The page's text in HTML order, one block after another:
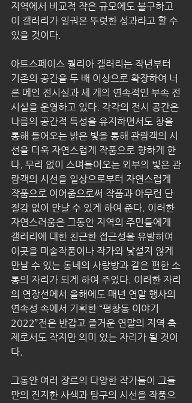
지역에서 비교적 작은 규모에도 불구하고
이 갤러리가 일궈온 뚜렷한 성과라고 할 수
있을 것이다.
아트스페이스 퀄리아 갤러리는 작년부터
기존의 공간을 두 배 이상으로 확장하여 너
른 메인 전시실과 세 개의 연속적인 부속 전
시실을 운영하고 있다. 각각의 전시 공간은
나름의 공간적 특성을 유지하면서도 창을
통해 들어오는 밝은 빛을 통해 관람객의 시
선을 더욱 자연스럽게 작품으로 향하게 한
다. 무리 없이 스며들어오는 외부의 빛은 관
람객의 시선을 일상으로부터 자연스럽게
작품으로 이어줌으로써 작품과 아무런 단
절감 없이 만날 수 있게 하여 준다. 이러한
자연스러움은 그동안 지역의 주민들에게
갤러리에 대한 친근한 접근성을 유발하여
이곳을 미술작품이나 작가와 낯설지 않게
만날 수 있는 동네의 사랑방과 같은 편한 소
통의 자리가 되게 하여 주었다. 이러한 자리
의 연장선에서 올해에도 매년 연말 행사의
연속성 속에서 기획한 “평창동 이야기
2022”전은 반갑고 즐거운 연말의 지역 축
제로서도 작지만 의미 있는 자리가 될 것이
다.
그동안 여러 장르의 다양한 작가들이 그들
만의 진지한 사색과 탐구의 시선을 작품으